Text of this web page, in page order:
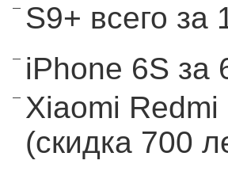
S9+ всего за
iPhone 6S за
Xiaomi
(скидка 700